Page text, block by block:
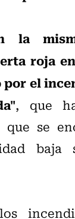
la
roja
por el
, que
que se